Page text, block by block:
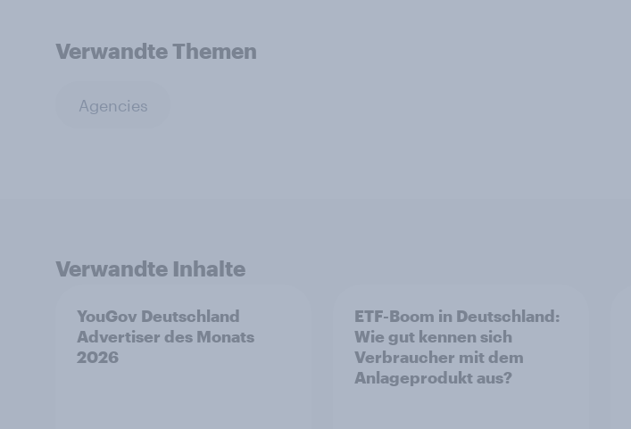
Verwandte Themen
Agencies
Verwandte Inhalte
YouGov Deutschland
Advertiser des Monats
2026
ETF-Boom in Deutschland:
Wie gut kennen sich
Verbraucher mit dem
Anlageprodukt aus?